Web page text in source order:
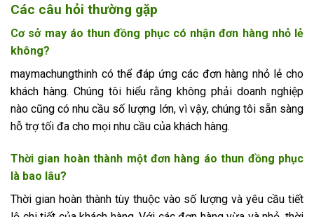
Các câu hỏi thường gặp
Cơ sở may áo thun đồng phục có nhận đơn hàng nhỏ lẻ
không?
maymachungthinh có thể đáp ứng các đơn hàng nhỏ lẻ cho
khách hàng. Chúng tôi hiểu rằng không phải doanh nghiệp
nào cũng có nhu cầu số lượng lớn, vì vậy, chúng tôi sẵn sàng
hỗ trợ tối đa cho mọi nhu cầu của khách hàng.
Thời gian hoàn thành một đơn hàng áo thun đồng phục
là bao lâu?
Thời gian hoàn thành tùy thuộc vào số lượng và yêu cầu tiết